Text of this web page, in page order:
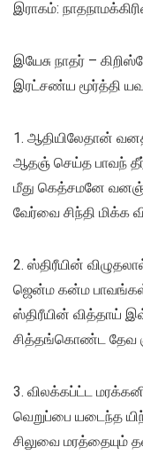
இராகம்:
இயேசு நாதர் –
இரட்சண்ய மூர்த்தி
1. ஆதியிலேதான்
ஆதஞ் செய்த பாவந்
மீது கெத்சமனே
வேர்வை சிந்தி
2. ஸ்திரீயின்
ஜென்ம கன்ம
ஸ்திரீயின் வித்தாய்
சித்தங்கொண்ட தேவ
3. விலக்கப்ட்ட மரக்கனி
வெறுப்பை யடைந்த
சிலுவை மரத்தையும்